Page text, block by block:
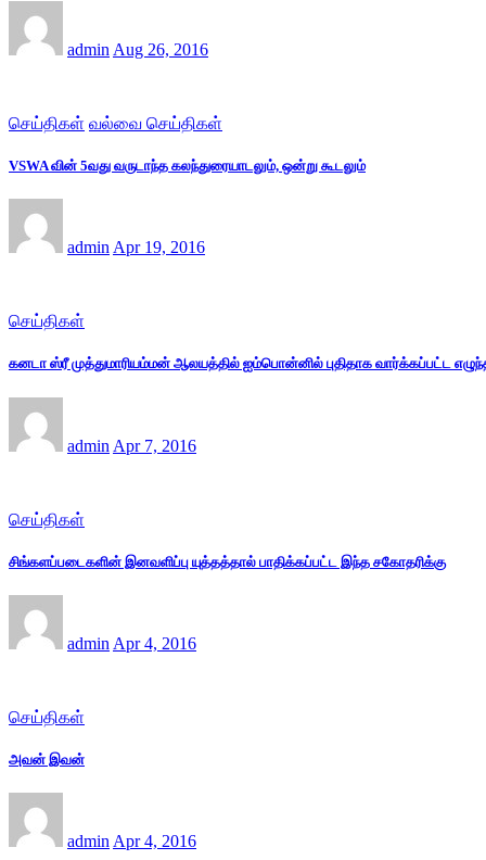
admin Aug 26, 2016
செய்திகள் வல்வை செய்திகள்
VSWA வின் 5வது வருடாந்த கலந்துரையாடலும், ஒன்று கூடலும்
admin Apr 19, 2016
செய்திகள்
கனடா ஸ்ரீ முத்துமாரியம்மன் ஆலயத்தில் ஐம்பொன்னில் புதிதாக வார்க்கப்பட்ட
admin Apr 7, 2016
செய்திகள்
சிங்களப்படைகளின் இனவளிப்பு யுத்தத்தால் பாதிக்கப்பட்ட இந்த சகோதரிக்கு
admin Apr 4, 2016
செய்திகள்
அவன் இவன்
admin Apr 4, 2016